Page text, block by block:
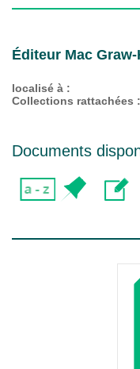
Éditeur Mac Graw-
localisé à :
Collections rattachées :
Documents